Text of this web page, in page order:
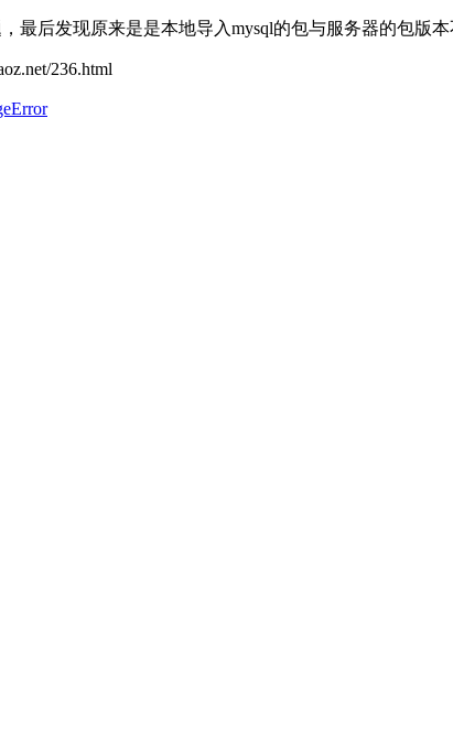
最后发现原来是是本地导入mysql的包与服务器的包版
236.html